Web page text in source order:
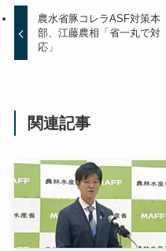
農水省豚コレラASF対策本
部、江藤農相「省一丸で対
応」
関連記事